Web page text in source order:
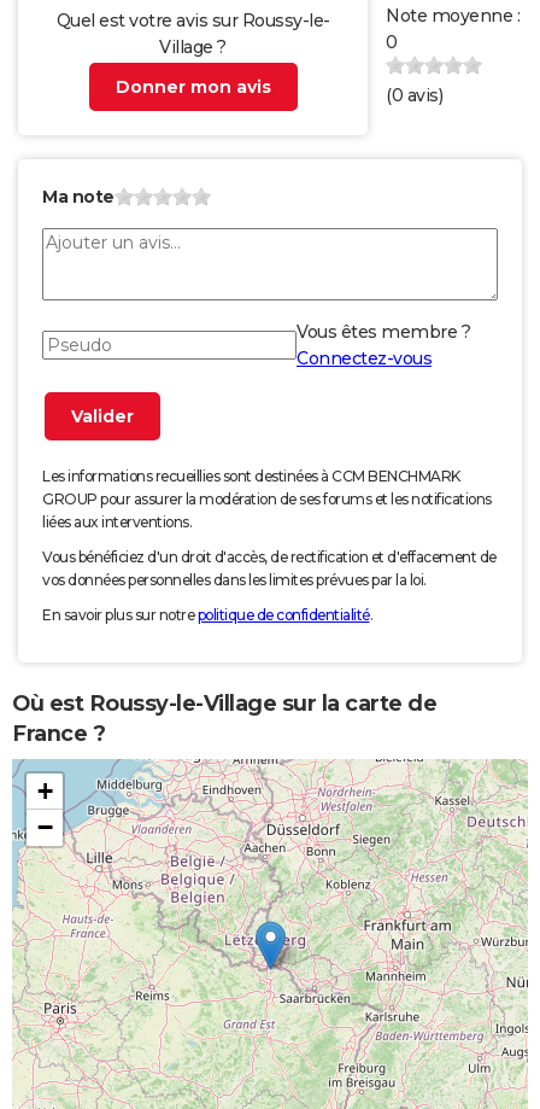
Quel est votre avis sur Roussy-le-
Village ?
Donner mon avis
Note moyenne :
0
(0 avis)
Ma note
Vous êtes membre ?
Connectez-vous
Les informations recueillies sont destinées à CCM BENCHMARK
GROUP pour assurer la modération de ses forums et les notifications
liées aux interventions.
Vous bénéficiez d'un droit d'accès, de rectification et d'effacement de
vos données personnelles dans les limites prévues par la loi.
En savoir plus sur notrepolitique de confidentialité.
Où est Roussy-le-Village sur la carte de
France ?
+
−